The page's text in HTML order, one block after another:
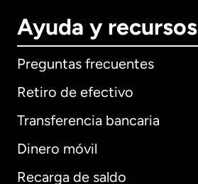
Ayuda y recursos
Preguntas frecuentes
Retiro de efectivo
Transferencia bancaria
Dinero móvil
Recarga de saldo